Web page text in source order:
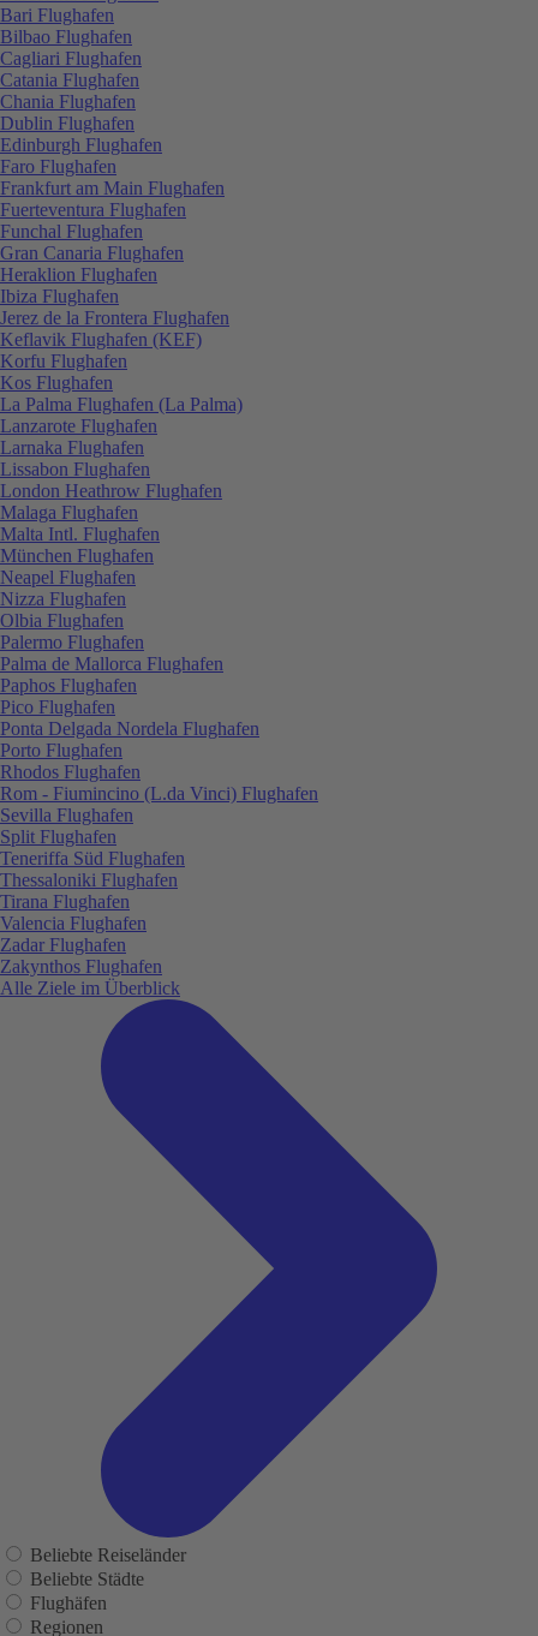
Bari Flughafen
Bilbao Flughafen
Cagliari Flughafen
Catania Flughafen
Chania Flughafen
Dublin Flughafen
Edinburgh Flughafen
Faro Flughafen
Frankfurt am Main Flughafen
Fuerteventura Flughafen
Funchal Flughafen
Gran Canaria Flughafen
Heraklion Flughafen
Ibiza Flughafen
Jerez de la Frontera Flughafen
Keflavik Flughafen (KEF)
Korfu Flughafen
Kos Flughafen
La Palma Flughafen (La Palma)
Lanzarote Flughafen
Larnaka Flughafen
Lissabon Flughafen
London Heathrow Flughafen
Malaga Flughafen
Malta Intl. Flughafen
München Flughafen
Neapel Flughafen
Nizza Flughafen
Olbia Flughafen
Palermo Flughafen
Palma de Mallorca Flughafen
Paphos Flughafen
Pico Flughafen
Ponta Delgada Nordela Flughafen
Porto Flughafen
Rhodos Flughafen
Rom - Fiumincino (L.da Vinci) Flughafen
Sevilla Flughafen
Split Flughafen
Teneriffa Süd Flughafen
Thessaloniki Flughafen
Tirana Flughafen
Valencia Flughafen
Zadar Flughafen
Zakynthos Flughafen
Alle Ziele im Überblick
Beliebte Reiseländer
Beliebte Städte
Flughäfen
Regionen